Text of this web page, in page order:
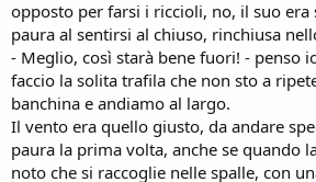
opposto per farsi i riccioli, no, il suo era
paura al sentirsi al chiuso, rinchiusa
- Meglio, così starà bene fuori! - penso
faccio la solita trafila che non sto a
banchina e andiamo al largo.
Il vento era quello giusto, da andare
paura la prima volta, anche se quando
noto che si raccoglie nelle spalle, con